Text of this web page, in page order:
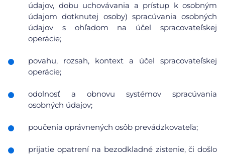
údajov, dobu uchovávania a prístup k osobným
údajom dotknutej osoby) spracúvania osobných
údajov s ohľadom na účel spracovateľskej
operácie;
povahu, rozsah, kontext a účel spracovateľskej
operácie;
odolnosť a obnovu systémov spracúvania
osobných údajov;
poučenia oprávnených osôb prevádzkovateľa;
prijatie opatrení na bezodkladné zistenie, či došlo